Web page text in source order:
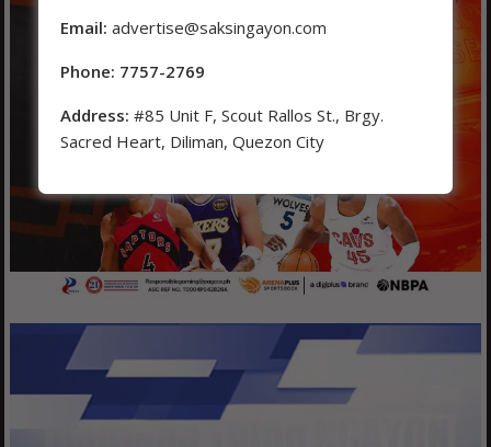
Email: advertise@saksingayon.com
Phone: 7757-2769
Address: #85 Unit F, Scout Rallos St., Brgy.
Sacred Heart, Diliman, Quezon City